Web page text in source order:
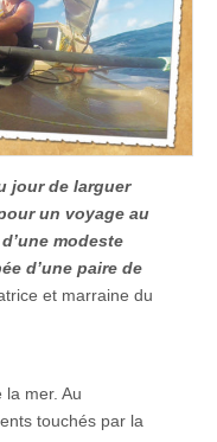
jour de larguer
un voyage au
modeste
d’une paire de
et marraine du
mer. Au
touchés par la